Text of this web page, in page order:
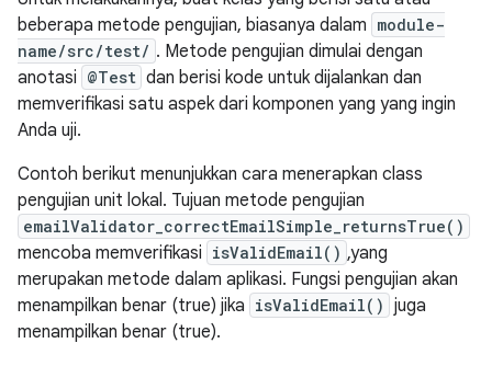
beberapa metode pengujian, biasanya dalam module-
name/src/test/ . Metode pengujian dimulai dengan
anotasi @Test dan berisi kode untuk dijalankan dan
memverifikasi satu aspek dari komponen yang yang ingin
Anda uji.
Contoh berikut menunjukkan cara menerapkan class
pengujian unit lokal. Tujuan metode pengujian
emailValidator_correctEmailSimple_returnsTrue()
mencoba memverifikasi isValidEmail() ,yang
merupakan metode dalam aplikasi. Fungsi pengujian akan
menampilkan benar (true) jika isValidEmail() juga
menampilkan benar (true).